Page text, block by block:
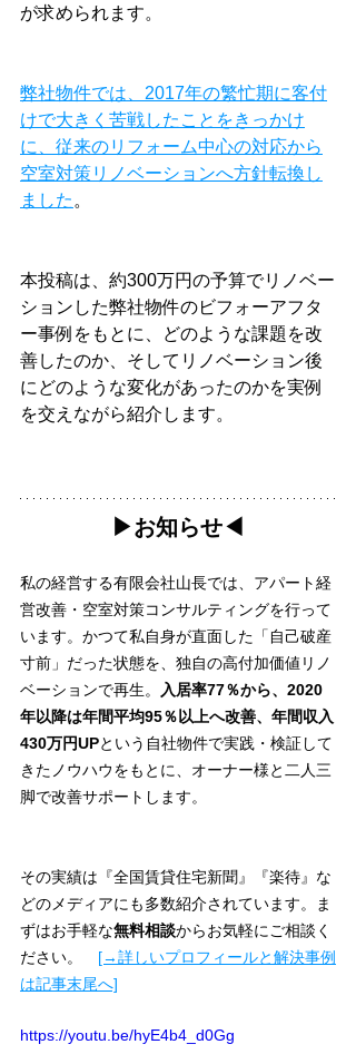
が求められます。
弊社物件では、2017年の繁忙期に客付
けで大きく苦戦したことをきっかけ
に、従来のリフォーム中心の対応から
空室対策リノベーションへ方針転換し
ました 。
本投稿は、約300万円の予算でリノベー
ションした弊社物件のビフォーアフタ
ー事例をもとに、どのような課題を改
善したのか、そしてリノベーション後
にどのような変化があったのかを実例
を交えながら紹介します。
▶︎お知らせ◀︎
私の経営する有限会社山長では、アパート経
営改善・空室対策コンサルティングを行って
います。かつて私自身が直面した「自己破産
寸前」だった状態を、独自の高付加価値リノ
ベーションで再生。
入居率77％から、2020
年以降は年間平均95％以上へ改善、年間収入
430万円UPという自社物件で実践・検証して
きたノウハウをもとに、オーナー様と二人三
脚で改善サポートします。
その実績は『全国賃貸住宅新聞』『楽待』な
どのメディアにも多数紹介されています。ま
ずはお手軽な無料相談からお気軽にご相談く
ださい。
[→詳しいプロフィールと解決事例
は記事末尾へ]
https://youtu.be/hyE4b4_d0Gg